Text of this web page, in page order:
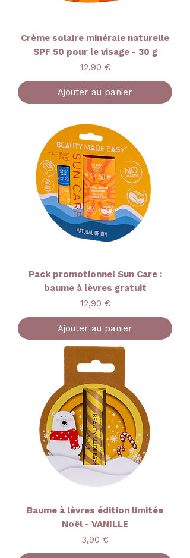
Crème solaire minérale naturelle
SPF 50 pour le visage - 30 g
Prix
12,90 €
Ajouter au panier
Pack promotionnel Sun Care :
baume à lèvres gratuit
Prix
12,90 €
Ajouter au panier
Baume à lèvres édition limitée
Noël - VANILLE
Prix
3,90 €